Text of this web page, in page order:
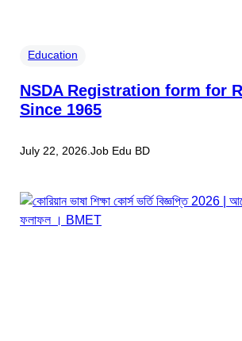
Education
NSDA Registration form for
Since 1965
July 22, 2026 .Job Edu BD